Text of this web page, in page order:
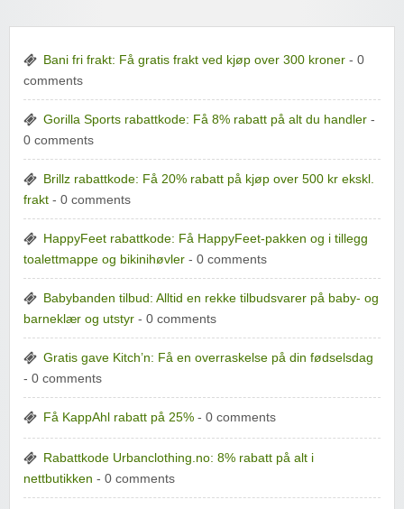
Bani fri frakt: Få gratis frakt ved kjøp over 300 kroner - 0
comments
Gorilla Sports rabattkode: Få 8% rabatt på alt du handler -
0 comments
Brillz rabattkode: Få 20% rabatt på kjøp over 500 kr ekskl.
frakt - 0 comments
HappyFeet rabattkode: Få HappyFeet-pakken og i tillegg
toalettmappe og bikinihøvler - 0 comments
Babybanden tilbud: Alltid en rekke tilbudsvarer på baby- og
barneklær og utstyr - 0 comments
Gratis gave Kitch’n: Få en overraskelse på din fødselsdag
- 0 comments
Få KappAhl rabatt på 25% - 0 comments
Rabattkode Urbanclothing.no: 8% rabatt på alt i
nettbutikken - 0 comments